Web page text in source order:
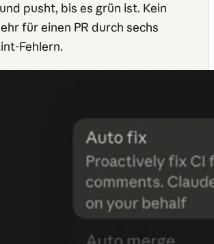
pusht, bis es grün ist. Kein
für einen PR durch sechs
Fehlern.